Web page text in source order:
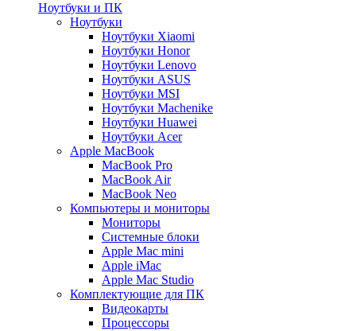
Ноутбуки и ПК
Ноутбуки
Ноутбуки Xiaomi
Ноутбуки Honor
Ноутбуки Lenovo
Ноутбуки ASUS
Ноутбуки MSI
Ноутбуки Machenike
Ноутбуки Huawei
Ноутбуки Acer
Apple MacBook
MacBook Pro
MacBook Air
MacBook Neo
Компьютеры и мониторы
Мониторы
Системные блоки
Apple Mac mini
Apple iMac
Apple Mac Studio
Комплектующие для ПК
Видеокарты
Процессоры